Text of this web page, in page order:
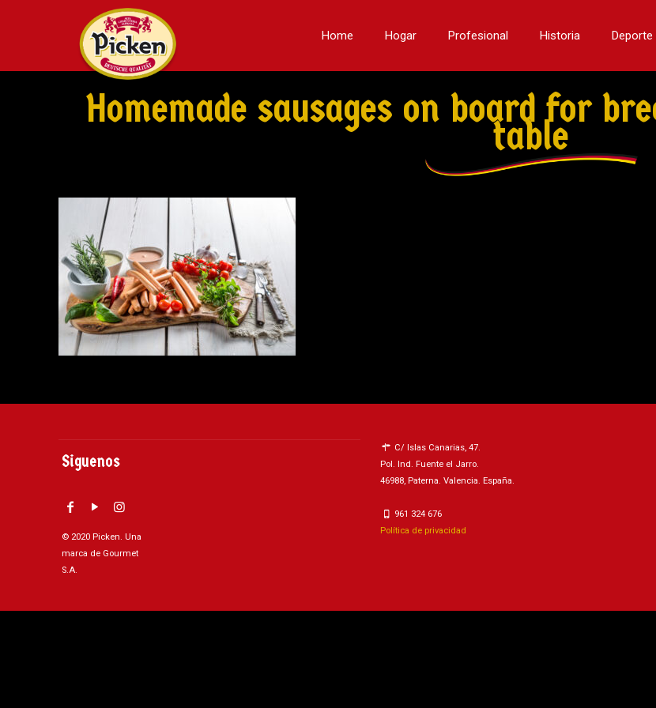
Home Hogar Profesional Historia Deporte
Homemade sausages on board for
table
Siguenos
© 2020 Picken. Una
marca de Gourmet
S.A.
C/ Islas Canarias, 47.
Pol. Ind. Fuente el Jarro.
46988, Paterna. Valencia. España.
961 324 676
Política de privacidad